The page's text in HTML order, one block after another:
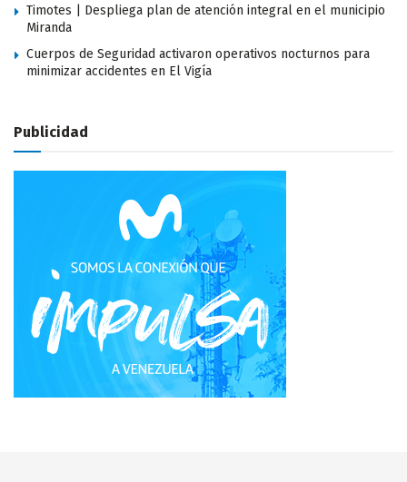
Timotes | Despliega plan de atención integral en el municipio
Miranda
Cuerpos de Seguridad activaron operativos nocturnos para
minimizar accidentes en El Vigía
Publicidad